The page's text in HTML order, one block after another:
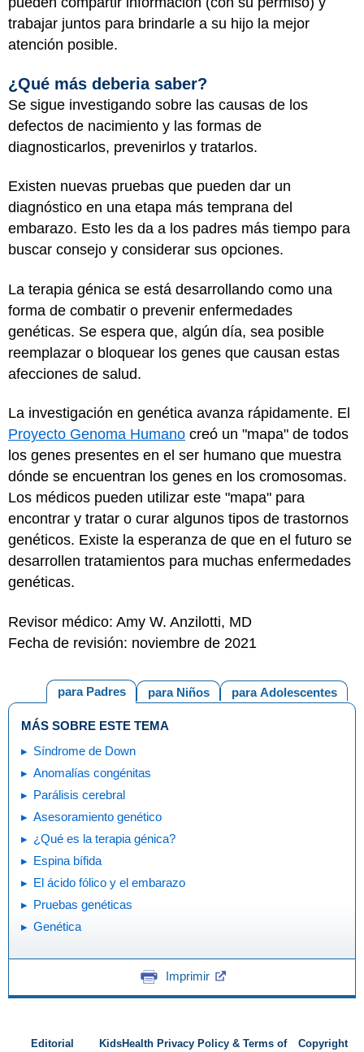
trabajar juntos para brindarle a su hijo la mejor
atención posible.
¿Qué más deberia saber?
Se sigue investigando sobre las causas de los
defectos de nacimiento y las formas de
diagnosticarlos, prevenirlos y tratarlos.
Existen nuevas pruebas que pueden dar un
diagnóstico en una etapa más temprana del
embarazo. Esto les da a los padres más tiempo para
buscar consejo y considerar sus opciones.
La terapia génica se está desarrollando como una
forma de combatir o prevenir enfermedades
genéticas. Se espera que, algún día, sea posible
reemplazar o bloquear los genes que causan estas
afecciones de salud.
La investigación en genética avanza rápidamente. El
Proyecto Genoma Humano creó un "mapa" de todos
los genes presentes en el ser humano que muestra
dónde se encuentran los genes en los cromosomas.
Los médicos pueden utilizar este "mapa" para
encontrar y tratar o curar algunos tipos de trastornos
genéticos. Existe la esperanza de que en el futuro se
desarrollen tratamientos para muchas enfermedades
genéticas.
Revisor médico: Amy W. Anzilotti, MD
Fecha de revisión: noviembre de 2021
para Adolescentes
para Niños
para Padres
MÁS SOBRE ESTE TEMA
Síndrome de Down
Anomalías congénitas
Parálisis cerebral
Asesoramiento genético
¿Qué es la terapia génica?
Espina bífida
El ácido fólico y el embarazo
Pruebas genéticas
Genética
Imprimir
Editorial KidsHealth Privacy Policy & Terms of Copyright